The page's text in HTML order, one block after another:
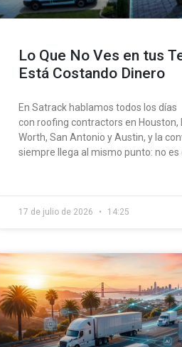
Lo Que No Ves en tus
Está Costando Dinero
En Satrack hablamos todos los días
con roofing contractors en Houston,
Worth, San Antonio y Austin, y la
siempre llega al mismo punto: no
17 de julio de 2026 14:25